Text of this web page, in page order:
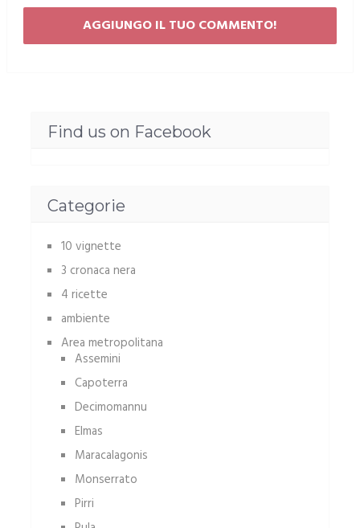
Find us on Facebook
Categorie
10 vignette
3 cronaca nera
4 ricette
ambiente
Area metropolitana
Assemini
Capoterra
Decimomannu
Elmas
Maracalagonis
Monserrato
Pirri